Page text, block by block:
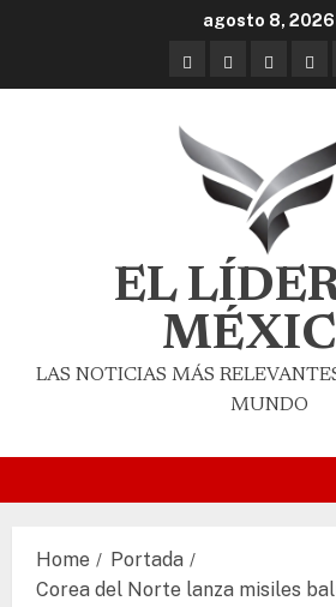
agosto 8, 2026
EL
LAS NOTICIAS MÁS
MUNDO
Home
Portada
Corea del Norte lanza misiles